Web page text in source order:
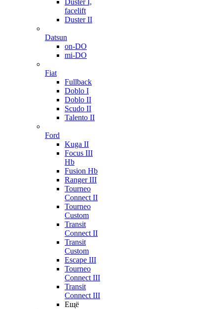
Duster I,
facelift
Duster II
Datsun
on-DO
mi-DO
Fiat
Fullback
Doblo I
Doblo II
Scudo II
Talento II
Ford
Kuga II
Focus III
Hb
Fusion Hb
Ranger III
Tourneo
Connect II
Tourneo
Custom
Transit
Connect II
Transit
Custom
Escape III
Tourneo
Connect III
Transit
Connect III
Ещё